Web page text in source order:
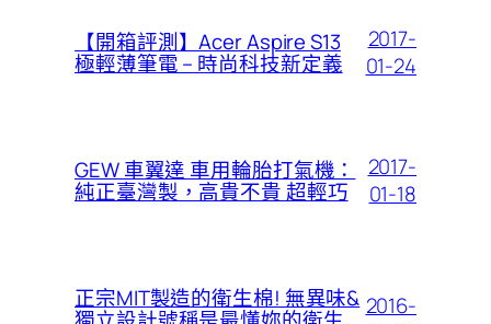
【開箱評測】Acer Aspire S13
極輕薄筆電 – 時尚科技新定義
2017-
01-24
GEW 車翼達 車用輪胎打氣機：
純正臺灣製，高貴不貴 超輕巧
2017-
01-18
正宗MIT製造的衛生棉! 無異味& 2016-